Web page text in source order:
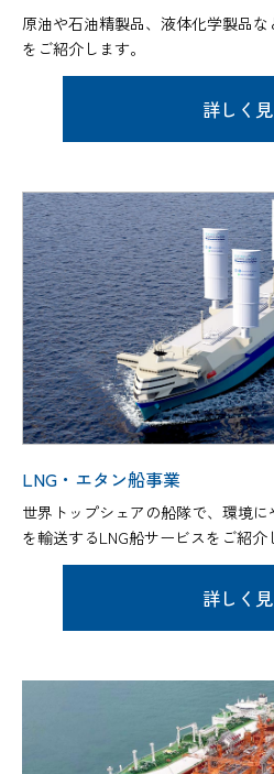
原油や石油精製品、液体化学製品
をご紹介します。
詳しく
LNG・エタン船事業
世界トップシェアの船隊で、環境
を輸送するLNG船サービスをご紹介
詳しく